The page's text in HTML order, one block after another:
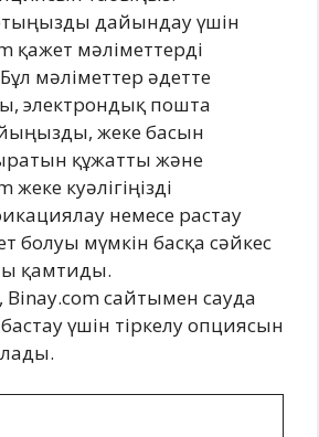
дайындау үшін
қажет мәліметтерді
Бұл мәліметтер әдетте
электрондық пошта
жеке басын
құжатты және
жеке куәлігіңізді
немесе растау
болуы мүмкін басқа сәйкес
қамтиды.
сайтымен сауда
үшін тіркелу опциясын